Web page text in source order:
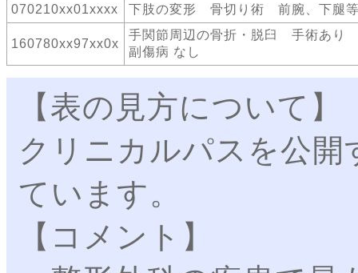
070210xx01xxxx
下肢の変形 骨切り術 前腕、下腿
160780xx97xx0x
手関節周辺の骨折・脱臼 手術あり
副傷病 なし
【表の見方について】
クリニカルパスを公
ています。
【コメント】